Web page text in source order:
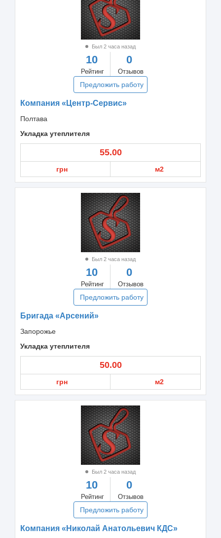
Был 2 часа назад
10
Рейтинг
0
Отзывов
Предложить работу
Компания «Центр-Сервис»
Полтава
Укладка утеплителя
55.00
грн м2
Был 2 часа назад
10
Рейтинг
0
Отзывов
Предложить работу
Бригада «Арсений»
Запорожье
Укладка утеплителя
50.00
грн м2
Был 2 часа назад
10
Рейтинг
0
Отзывов
Предложить работу
Компания «Николай Анатольевич КДС»